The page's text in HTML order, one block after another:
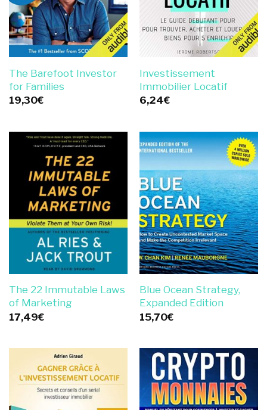
The Barefoot Investor
for Families
19,30€
Investissement
Immobilier Locatif
6,24€
The 22 Immutable Laws
of Marketing
17,49€
Blue Ocean Strategy,
Expanded Edition
15,70€